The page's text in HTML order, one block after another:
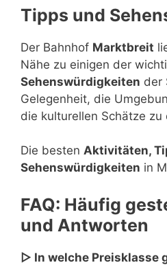
Tipps und
Der Bahnhof Marktbreit
Nähe zu einigen der
Sehenswürdigkeiten der
Gelegenheit, die
die kulturellen Schätze zu
Die besten Aktivitäten,
Sehenswürdigkeiten in
FAQ: Häufig
und Antworten
▷ In welche Preisklasse